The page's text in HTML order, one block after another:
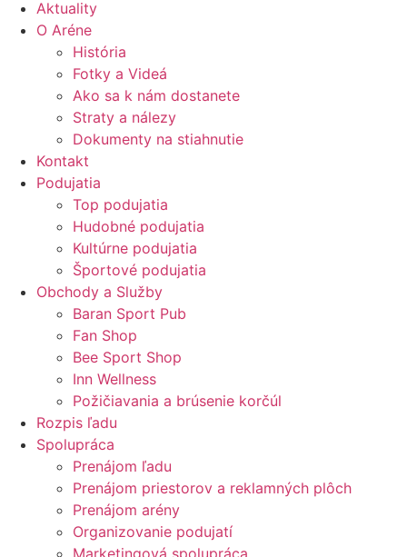
Aktuality
O Aréne
História
Fotky a Videá
Ako sa k nám dostanete
Straty a nálezy
Dokumenty na stiahnutie
Kontakt
Podujatia
Top podujatia
Hudobné podujatia
Kultúrne podujatia
Športové podujatia
Obchody a Služby
Baran Sport Pub
Fan Shop
Bee Sport Shop
Inn Wellness
Požičiavania a brúsenie korčúl
Rozpis ľadu
Spolupráca
Prenájom ľadu
Prenájom priestorov a reklamných plôch
Prenájom arény
Organizovanie podujatí
Marketingová spolupráca